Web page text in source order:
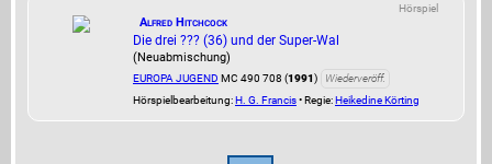
Hörspiel
Alfred Hitchcock
Die drei ??? (36) und der Super-Wal
(Neuabmischung)
EUROPA JUGEND MC 490 708 (1991)
Wiederveröff.
Hörspielbearbeitung:H. G. Francis• Regie:Heikedine Körting